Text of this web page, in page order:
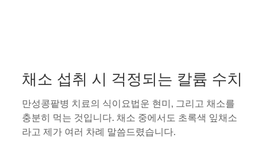
채소 섭취 시 걱정되는 칼륨 수치
만성콩팥병 치료의 식이요법운 현미, 그리고 채소를
충분히 먹는 것입니다. 채소 중에서도 초록색 잎채소
라고 제가 여러 차례 말씀드렸습니다.